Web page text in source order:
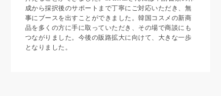
成から採択後のサポートまで丁寧にご対応いただき、無
事にブースを出すことができました。韓国コスメの新商
品を多くの方に手に取っていただき、その場で商談にも
つながりました。今後の販路拡大に向けて、大きな一歩
となりました。